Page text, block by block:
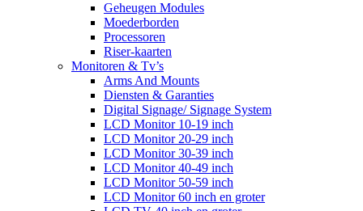
Geheugen Modules
Moederborden
Processoren
Riser-kaarten
Monitoren & Tv’s
Arms And Mounts
Diensten & Garanties
Digital Signage/ Signage System
LCD Monitor 10-19 inch
LCD Monitor 20-29 inch
LCD Monitor 30-39 inch
LCD Monitor 40-49 inch
LCD Monitor 50-59 inch
LCD Monitor 60 inch en groter